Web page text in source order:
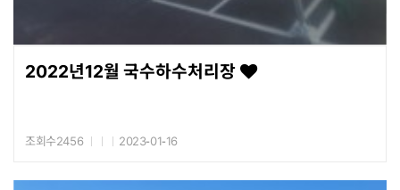
2022년12월 국수하수처리장
조회수2456 2023-01-16